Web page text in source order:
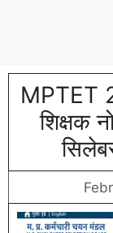
MPTET
शिक्षक